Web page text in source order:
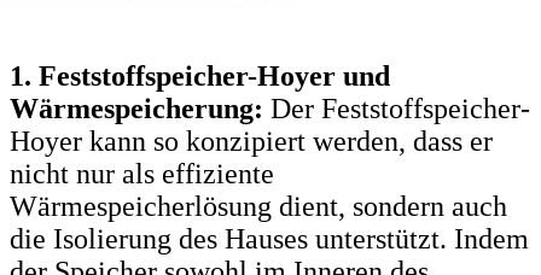
1. Feststoffspeicher-Hoyer und
Wärmespeicherung: Der Feststoffspeicher-
Hoyer kann so konzipiert werden, dass er
nicht nur als effiziente
Wärmespeicherlösung dient, sondern auch
die Isolierung des Hauses unterstützt. Indem